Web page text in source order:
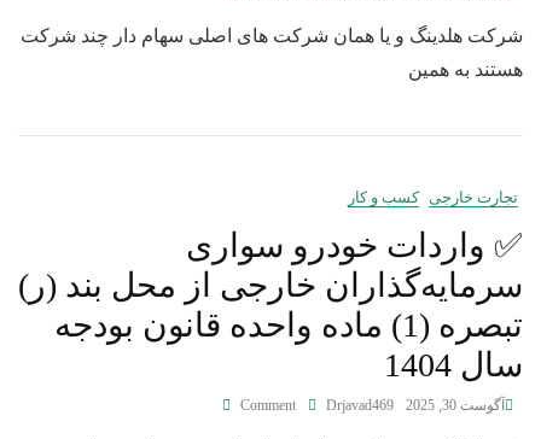
شرکت هلدینگ و یا همان شرکت های اصلی سهام دار چند شرکت
هستند به همین
تجارت خارجی کسب و کار
✅ واردات خودرو سواری
سرمایه‌‎گذاران خارجی از محل بند (ر)
تبصره (1) ماده واحده قانون بودجه
سال 1404
آگوست 30, 2025 Drjavad469
Comment